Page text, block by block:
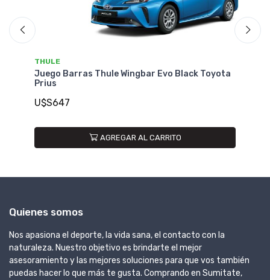
THULE
Juego Barras Thule Wingbar Evo Black Toyota
Prius
U$S647
AGREGAR AL CARRITO
Quienes somos
Nos apasiona el deporte, la vida sana, el contacto con la
naturaleza. Nuestro objetivo es brindarte el mejor
asesoramiento y las mejores soluciones para que vos también
puedas hacer lo que más te gusta. Comprando en Sumitate,